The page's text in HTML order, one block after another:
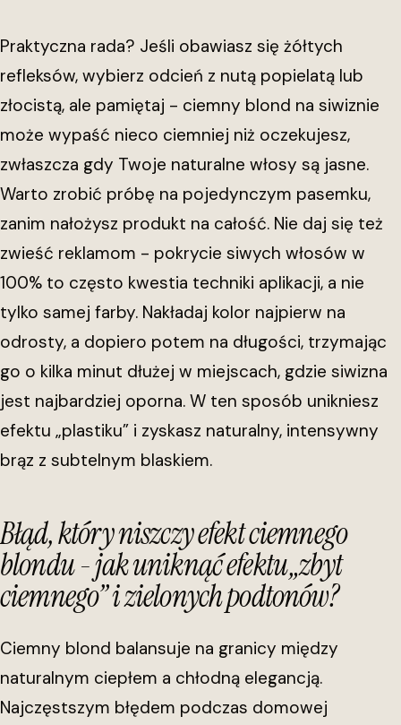
Praktyczna rada? Jeśli obawiasz się żółtych
refleksów, wybierz odcień z nutą popielatą lub
złocistą, ale pamiętaj - ciemny blond na siwiznie
może wypaść nieco ciemniej niż oczekujesz,
zwłaszcza gdy Twoje naturalne włosy są jasne.
Warto zrobić próbę na pojedynczym pasemku,
zanim nałożysz produkt na całość. Nie daj się też
zwieść reklamom - pokrycie siwych włosów w
100% to często kwestia techniki aplikacji, a nie
tylko samej farby. Nakładaj kolor najpierw na
odrosty, a dopiero potem na długości, trzymając
go o kilka minut dłużej w miejscach, gdzie siwizna
jest najbardziej oporna. W ten sposób unikniesz
efektu „plastiku” i zyskasz naturalny, intensywny
brąz z subtelnym blaskiem.
Błąd, który niszczy efekt ciemnego
blondu - jak uniknąć efektu „zbyt
ciemnego” i zielonych podtonów?
Ciemny blond balansuje na granicy między
naturalnym ciepłem a chłodną elegancją.
Najczęstszym błędem podczas domowej